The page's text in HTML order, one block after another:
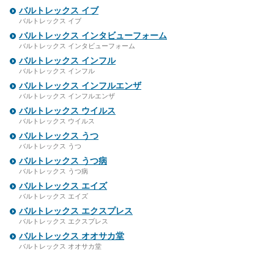
バルトレックス イブ
バルトレックス イブ
バルトレックス インタビューフォーム
バルトレックス インタビューフォーム
バルトレックス インフル
バルトレックス インフル
バルトレックス インフルエンザ
バルトレックス インフルエンザ
バルトレックス ウイルス
バルトレックス ウイルス
バルトレックス うつ
バルトレックス うつ
バルトレックス うつ病
バルトレックス うつ病
バルトレックス エイズ
バルトレックス エイズ
バルトレックス エクスプレス
バルトレックス エクスプレス
バルトレックス オオサカ堂
バルトレックス オオサカ堂